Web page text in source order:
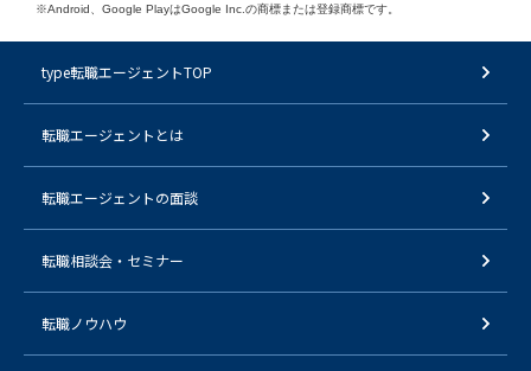
※Android、Google PlayはGoogle Inc.の商標または登録商標です。
type転職エージェントTOP
転職エージェントとは
転職エージェントの面談
転職相談会・セミナー
転職ノウハウ